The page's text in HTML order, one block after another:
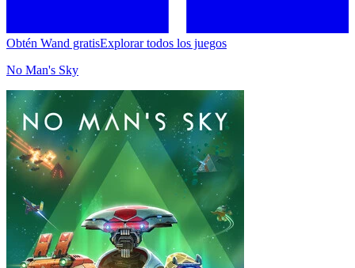
Obtén Wand gratisExplorar todos los juegos
No Man's Sky